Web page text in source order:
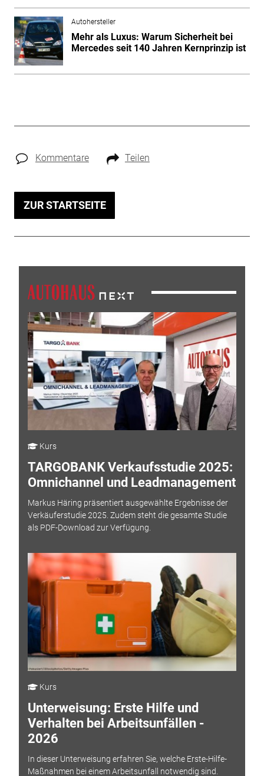
Autohersteller
Mehr als Luxus: Warum Sicherheit bei
Mercedes seit 140 Jahren Kernprinzip ist
Kommentare Teilen
ZUR STARTSEITE
Kurs
TARGOBANK Verkaufsstudie 2025:
Omnichannel und Leadmanagement
Markus Häring präsentiert ausgewählte Ergebnisse der
Verkäuferstudie 2025. Zudem steht die gesamte Studie
als PDF-Download zur Verfügung.
Kurs
Unterweisung: Erste Hilfe und
Verhalten bei Arbeitsunfällen -
2026
In dieser Unterweisung erfahren Sie, welche Erste-Hilfe-
Maßnahmen bei einem Arbeitsunfall notwendig sind.